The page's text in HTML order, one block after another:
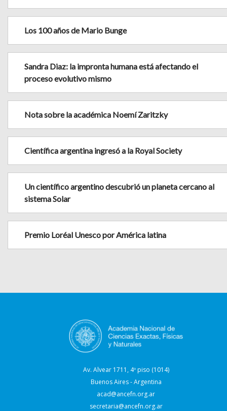
Los 100 años de Mario Bunge
Sandra Diaz: la impronta humana está afectando el
proceso evolutivo mismo
Nota sobre la académica Noemí Zaritzky
Científica argentina ingresó a la Royal Society
Un científico argentino descubrió un planeta cercano al
sistema Solar
Premio Loréal Unesco por América latina
Av. Alvear 1711, 4º piso (1014)
Buenos Aires - Argentina
acad@ancefn.org.ar
secretaria@ancefn.org.ar